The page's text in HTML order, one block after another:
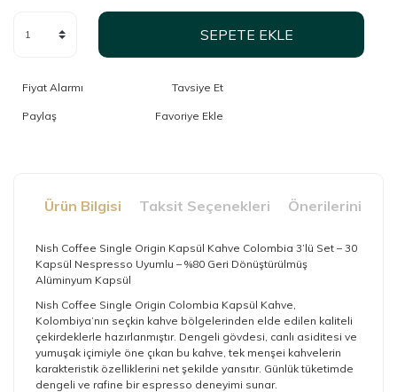
SEPETE EKLE
Fiyat Alarmı Tavsiye Et
Paylaş
Ürün Bilgisi Taksit Seçenekleri Önerileriniz
Nish Coffee Single Origin Kapsül Kahve Colombia 3’lü Set – 30
Kapsül Nespresso Uyumlu – %80 Geri Dönüştürülmüş
Alüminyum Kapsül
Nish Coffee Single Origin Colombia Kapsül Kahve,
Kolombiya’nın seçkin kahve bölgelerinden elde edilen kaliteli
çekirdeklerle hazırlanmıştır. Dengeli gövdesi, canlı asiditesi ve
yumuşak içimiyle öne çıkan bu kahve, tek menşei kahvelerin
karakteristik özelliklerini net şekilde yansıtır. Günlük tüketimde
dengeli ve rafine bir espresso deneyimi sunar.